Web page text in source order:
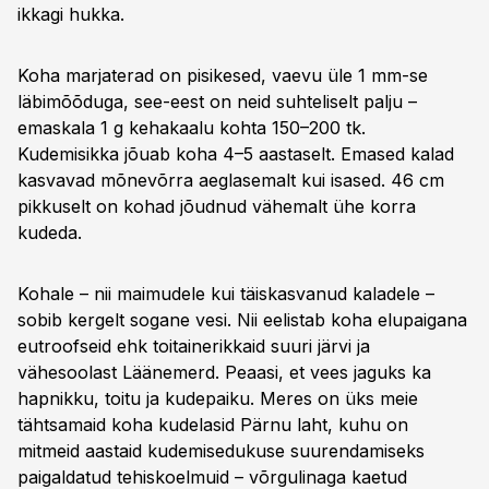
ikkagi hukka.
Koha marjaterad on pisikesed, vaevu üle 1 mm-se
läbimõõduga, see-eest on neid suhteliselt palju –
emaskala 1 g kehakaalu kohta 150–200 tk.
Kudemisikka jõuab koha 4–5 aastaselt. Emased kalad
kasvavad mõnevõrra aeglasemalt kui isased. 46 cm
pikkuselt on kohad jõudnud vähemalt ühe korra
kudeda.
Kohale – nii maimudele kui täiskasvanud kaladele –
sobib kergelt sogane vesi. Nii eelistab koha elupaigana
eutroofseid ehk toitainerikkaid suuri järvi ja
vähesoolast Läänemerd. Peaasi, et vees jaguks ka
hapnikku, toitu ja kudepaiku. Meres on üks meie
tähtsamaid koha kudelasid Pärnu laht, kuhu on
mitmeid aastaid kudemisedukuse suurendamiseks
paigaldatud tehiskoelmuid – võrgulinaga kaetud